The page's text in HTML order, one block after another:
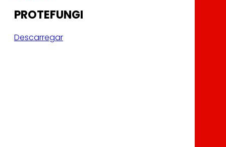
PROTEFUNGI
Descarregar